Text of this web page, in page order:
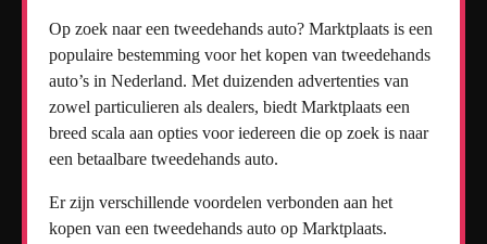
Op zoek naar een tweedehands auto? Marktplaats is een
populaire bestemming voor het kopen van tweedehands
auto’s in Nederland. Met duizenden advertenties van
zowel particulieren als dealers, biedt Marktplaats een
breed scala aan opties voor iedereen die op zoek is naar
een betaalbare tweedehands auto.
Er zijn verschillende voordelen verbonden aan het
kopen van een tweedehands auto op Marktplaats.